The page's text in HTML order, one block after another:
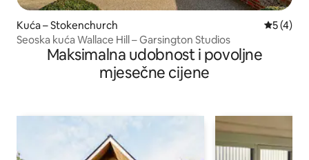
Kuća – Stokenchurch
5 (4)
Seoska kuća Wallace Hill – Garsington Studios
Maksimalna udobnost i povoljne
mjesečne cijene